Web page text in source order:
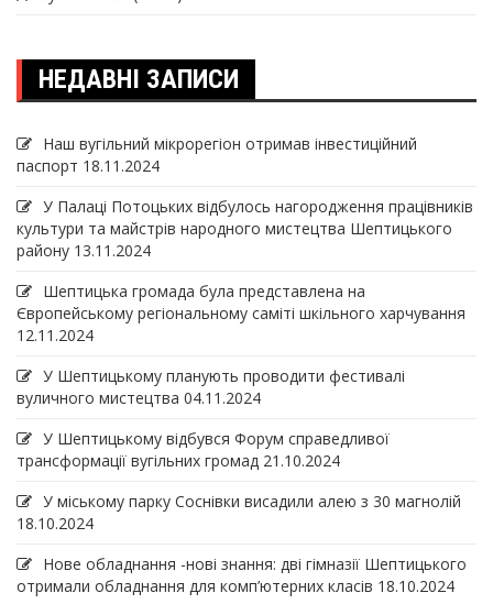
НЕДАВНІ ЗАПИСИ
Наш вугільний мікрорегіон отримав інвеcтиційний
паспорт 18.11.2024
У Палаці Потоцьких відбулось нагородження працівників
культури та майстрів народного мистецтва Шептицького
району 13.11.2024
Шептицька громада була представлена на
Європейському регіональному саміті шкільного харчування
12.11.2024
У Шептицькому планують проводити фестивалі
вуличного мистецтва 04.11.2024
У Шептицькому відбувся Форум справедливої
трансформації вугільних громад 21.10.2024
У міському парку Соснівки висадили алею з 30 магнолій
18.10.2024
Нове обладнання -нові знання: дві гімназії Шептицького
отримали обладнання для комп’ютерних класів 18.10.2024